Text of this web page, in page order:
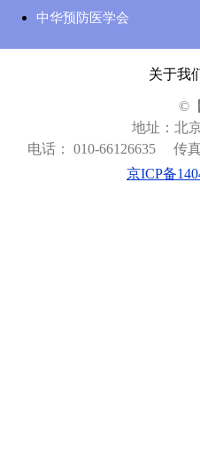
中华预防医学会
关于我
©
地址：北
电话： 010-66126635
传
京ICP备